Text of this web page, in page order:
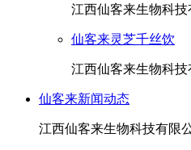
江西仙客来生物科
仙客来灵芝千丝饮
江西仙客来生物科
仙客来新闻动态
江西仙客来生物科技有限